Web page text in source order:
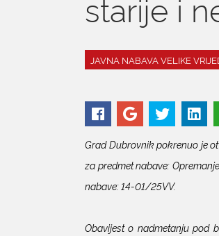
JAVNA NABAVA VELIKE
Grad Dubrovnik pokrenuo je
za predmet nabave:
nabave: 14-01/25VV.
Obavijest o nadmetanju pod